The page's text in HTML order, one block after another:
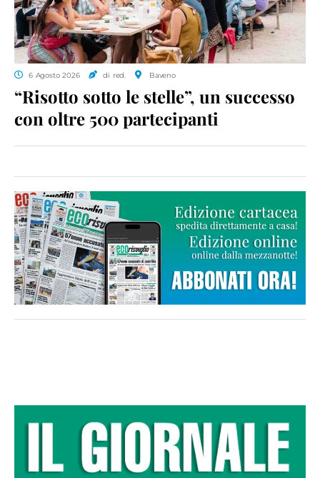
6 Agosto 2026 di red. Baveno
“Risotto sotto le stelle”, un successo
con oltre 500 partecipanti